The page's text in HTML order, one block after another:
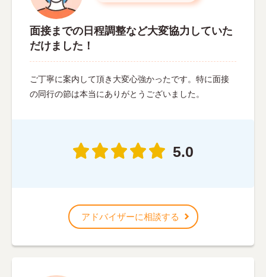
面接までの日程調整など大変協力していた
だけました！
ご丁寧に案内して頂き大変心強かったです。特に面接
の同行の節は本当にありがとうございました。
5.0
アドバイザーに相談する